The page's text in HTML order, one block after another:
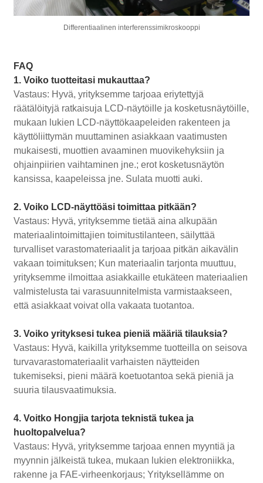
Differentiaalinen interferenssimikroskooppi
FAQ
1. Voiko tuotteitasi mukauttaa?
Vastaus: Hyvä, yrityksemme tarjoaa eriytettyjä
räätälöityjä ratkaisuja LCD-näytöille ja kosketusnäytöille,
mukaan lukien LCD-näyttökaapeleiden rakenteen ja
käyttöliittymän muuttaminen asiakkaan vaatimusten
mukaisesti, muottien avaaminen muovikehyksiin ja
ohjainpiirien vaihtaminen jne.; erot kosketusnäytön
kansissa, kaapeleissa jne. Sulata muotti auki.
2. Voiko LCD-näyttöäsi toimittaa pitkään?
Vastaus: Hyvä, yrityksemme tietää aina alkupään
materiaalintoimittajien toimitustilanteen, säilyttää
turvalliset varastomateriaalit ja tarjoaa pitkän aikavälin
vakaan toimituksen; Kun materiaalin tarjonta muuttuu,
yrityksemme ilmoittaa asiakkaille etukäteen materiaalien
valmistelusta tai varasuunnitelmista varmistaakseen,
että asiakkaat voivat olla vakaata tuotantoa.
3. Voiko yrityksesi tukea pieniä määriä tilauksia?
Vastaus: Hyvä, kaikilla yrityksemme tuotteilla on seisova
turvavarastomateriaalit varhaisten näytteiden
tukemiseksi, pieni määrä koetuotantoa sekä pieniä ja
suuria tilausvaatimuksia.
4. Voitko Hongjia tarjota teknistä tukea ja
huoltopalvelua?
Vastaus: Hyvä, yrityksemme tarjoaa ennen myyntiä ja
myynnin jälkeistä tukea, mukaan lukien elektroniikka,
rakenne ja FAE-virheenkorjaus; Yrityksellämme on